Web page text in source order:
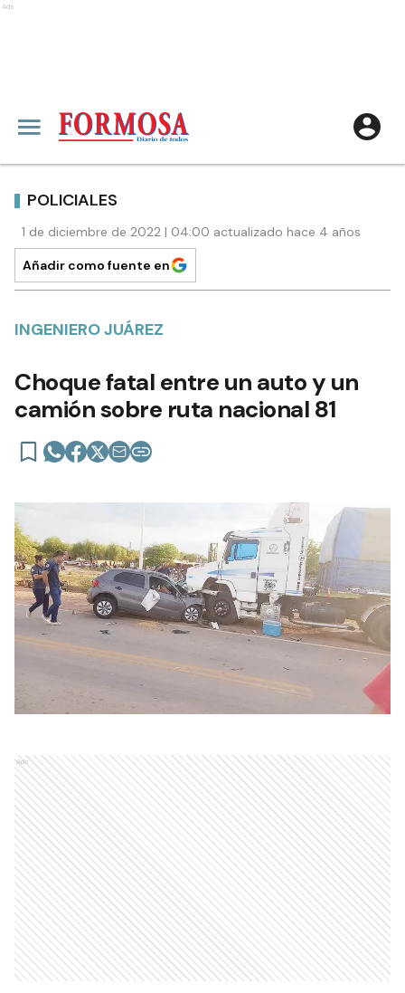
Ads
POLICIALES
1 de diciembre de 2022 | 04:00 actualizado hace 4 años
Añadir como fuente en
INGENIERO JUÁREZ
Choque fatal entre un auto y un
camión sobre ruta nacional 81
Ads